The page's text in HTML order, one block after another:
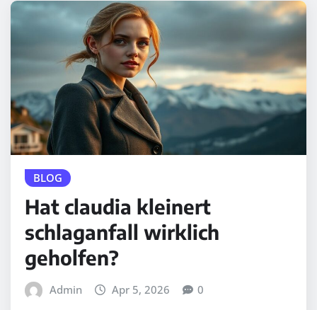
BLOG
Hat claudia kleinert
schlaganfall wirklich
geholfen?
Admin Apr 5, 2026 0